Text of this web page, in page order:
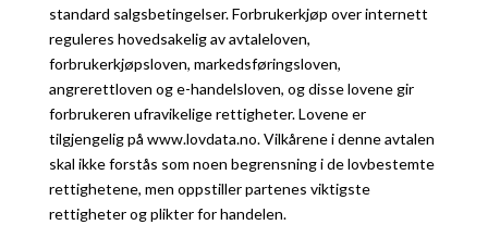
standard salgsbetingelser. Forbrukerkjøp over internett
reguleres hovedsakelig av avtaleloven,
forbrukerkjøpsloven, markedsføringsloven,
angrerettloven og e-handelsloven, og disse lovene gir
forbrukeren ufravikelige rettigheter. Lovene er
tilgjengelig på www.lovdata.no. Vilkårene i denne avtalen
skal ikke forstås som noen begrensning i de lovbestemte
rettighetene, men oppstiller partenes viktigste
rettigheter og plikter for handelen.